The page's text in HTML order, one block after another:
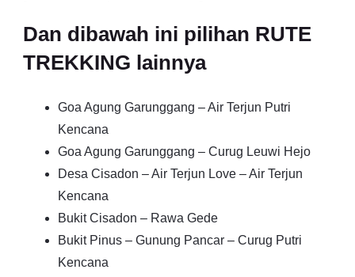
Dan dibawah ini pilihan RUTE
TREKKING lainnya
Goa Agung Garunggang – Air Terjun Putri
Kencana
Goa Agung Garunggang – Curug Leuwi Hejo
Desa Cisadon – Air Terjun Love – Air Terjun
Kencana
Bukit Cisadon – Rawa Gede
Bukit Pinus – Gunung Pancar – Curug Putri
Kencana